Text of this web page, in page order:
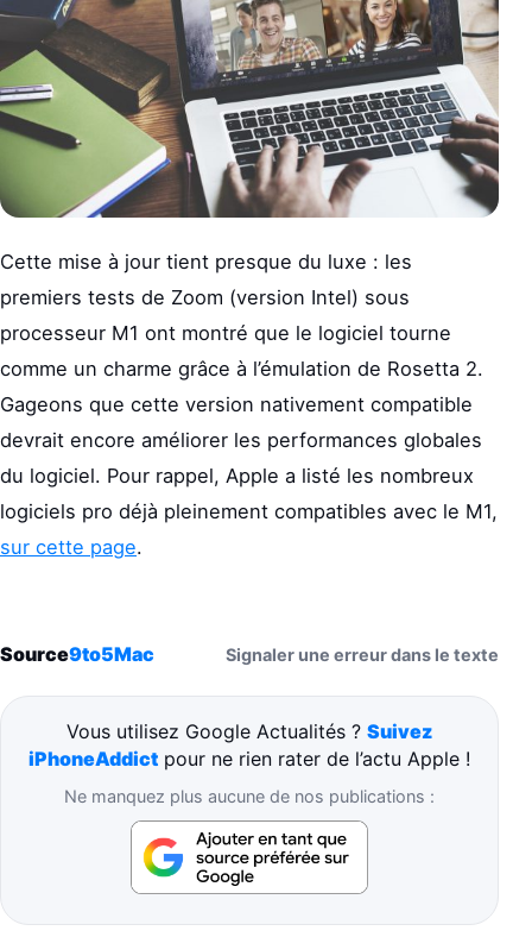
Cette mise à jour tient presque du luxe : les
premiers tests de Zoom (version Intel) sous
processeur M1 ont montré que le logiciel tourne
comme un charme grâce à l’émulation de Rosetta 2.
Gageons que cette version nativement compatible
devrait encore améliorer les performances globales
du logiciel. Pour rappel, Apple a listé les nombreux
logiciels pro déjà pleinement compatibles avec le M1,
sur cette page.
Source9to5Mac Signaler une erreur dans le texte
Vous utilisez Google Actualités ? Suivez
iPhoneAddict pour ne rien rater de l’actu Apple !
Ne manquez plus aucune de nos publications :